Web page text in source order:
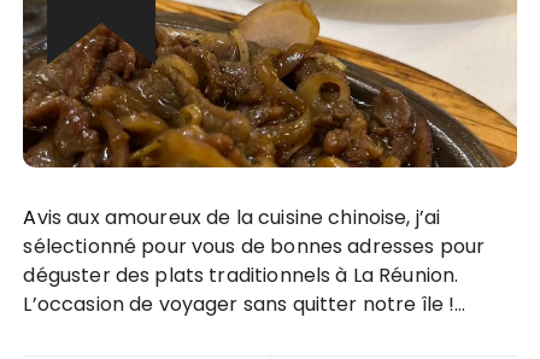
Avis aux amoureux de la cuisine chinoise, j’ai
sélectionné pour vous de bonnes adresses pour
déguster des plats traditionnels à La Réunion.
L’occasion de voyager sans quitter notre île !…